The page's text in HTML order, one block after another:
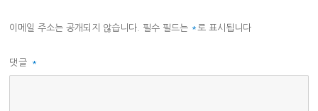
이메일 주소는 공개되지 않습니다. 필수 필드는 *로 표시됩니다
댓글 *